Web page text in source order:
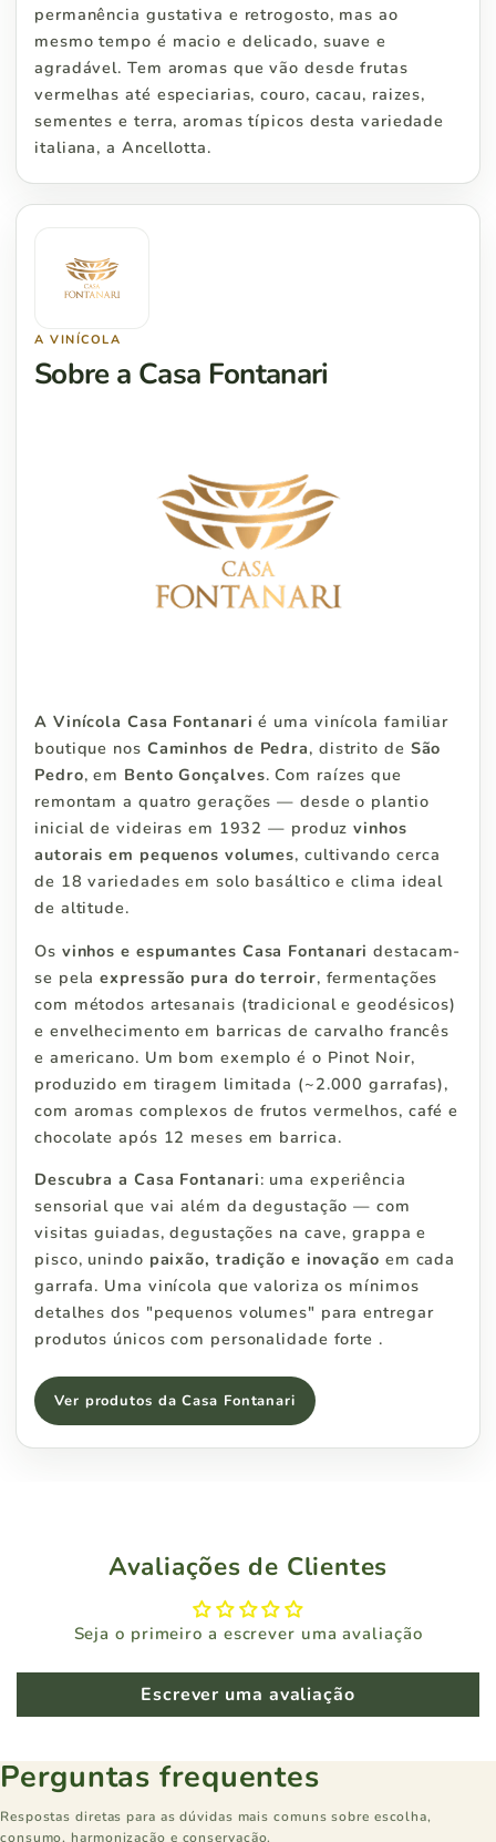
permanência gustativa e retrogosto, mas ao
mesmo tempo é macio e delicado, suave e
agradável. Tem aromas que vão desde frutas
vermelhas até especiarias, couro, cacau, raizes,
sementes e terra, aromas típicos desta variedade
italiana, a Ancellotta.
A VINÍCOLA
Sobre a Casa Fontanari
A Vinícola Casa Fontanari é uma vinícola familiar
boutique nos Caminhos de Pedra, distrito de São
Pedro, em Bento Gonçalves. Com raízes que
remontam a quatro gerações — desde o plantio
inicial de videiras em 1932 — produzvinhos
autorais em pequenos volumes, cultivando cerca
de 18 variedades em solo basáltico e clima ideal
de altitude.
Os vinhos e espumantes Casa Fontanari destacam-
se pelaexpressão pura do terroir, fermentações
com métodos artesanais (tradicional e geodésicos)
e envelhecimento em barricas de carvalho francês
e americano. Um bom exemplo é o Pinot Noir,
produzido em tiragem limitada (~2.000 garrafas),
com aromas complexos de frutos vermelhos, café e
chocolate após 12 meses em barrica.
Descubra a Casa Fontanari: uma experiência
sensorial que vai além da degustação — com
visitas guiadas, degustações na cave, grappa e
pisco, unindo paixão, tradição e inovação em cada
garrafa. Uma vinícola que valoriza os mínimos
detalhes dos "pequenos volumes" para entregar
produtos únicos com personalidade forte .
Ver produtos da Casa Fontanari
Avaliações de Clientes
Seja o primeiro a escrever uma avaliação
Escrever uma avaliação
Perguntas frequentes
Respostas diretas para as dúvidas mais comuns sobre escolha,
consumo, harmonização e conservação.